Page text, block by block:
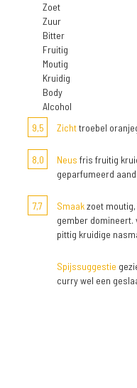
Zoet
Zuur
Bitter
Fruitig
Moutig
Kruidig
Body
Alcohol
9,5
Zichttroebel
8,0 Neus fris fruitig
geparfumeerd
7,7 Smaakzoet
gember domineert.
pittig kruidige
Spijssuggestie
curry wel een